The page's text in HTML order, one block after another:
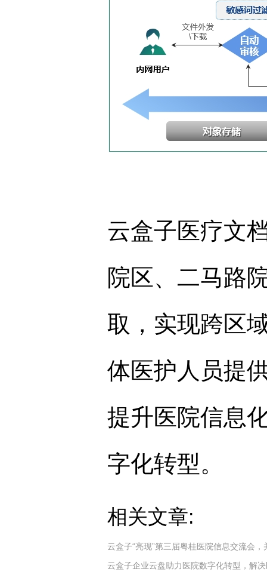
云盒子医疗文
院区、二马路
取，实现跨区
体医护人员提
提升医院信息
字化转型。
相关文章:
云盒子“亮现”第三届粤桂医院信息交流会
云盒子企业云盘助力医院数字化转型，解